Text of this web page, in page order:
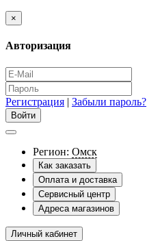
×
Авторизация
Регистрация | Забыли пароль?
Регион: Омск
Как заказать
Оплата и доставка
Сервисный центр
Адреса магазинов
Личный кабинет